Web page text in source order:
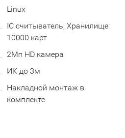
Linux
IC считыватель; Хранилище:
10000 карт
2Мп HD камера
ИК до 3м
Накладной монтаж в
комплекте